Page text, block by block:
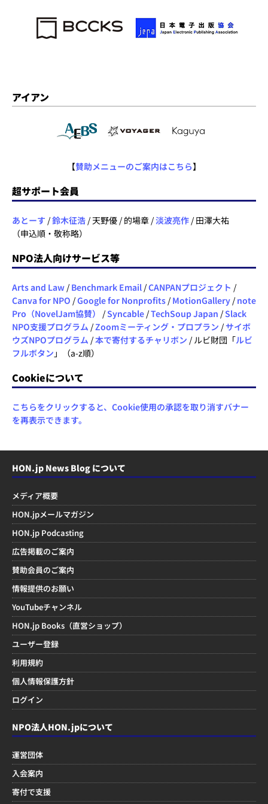
アイアン
【賛助メニューのご案内はこちら】
超サポート会員
あとーす /鈴木征浩 / 天野優 / 的場章 /淡波亮作 / 田澤大祐
（申込順・敬称略）
NPO法人向けサービス等
Arts and Law / Benchmark Email /CANPANプロジェクト /
Canva for NPO /Google for Nonprofits / MotionGallery / note
Pro（NovelJam協賛）
/Syncable /TechSoup Japan /Slack
NPO支援プログラム /Zoomミーティング・プロプラン /サイボ
ウズNPOプログラム /本で寄付するチャリボン / ルビ財団「ルビ
フルボタン 」（a-z順）
Cookieについて
こちらをクリックすると、Cookie使用の承認を取り消すバナー
を再表示できます。
HON.jp News Blog について
メディア概要
HON.jpメールマガジン
HON.jp Podcasting
広告掲載のご案内
賛助会員のご案内
情報提供のお願い
YouTubeチャンネル
HON.jp Books（直営ショップ）
ユーザー登録
利用規約
個人情報保護方針
ログイン
NPO法人HON.jpについて
運営団体
入会案内
寄付で支援